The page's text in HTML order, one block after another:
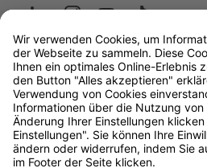
Wüstenrot
W&W Gruppe
OLB Bank
Makler
Impressum